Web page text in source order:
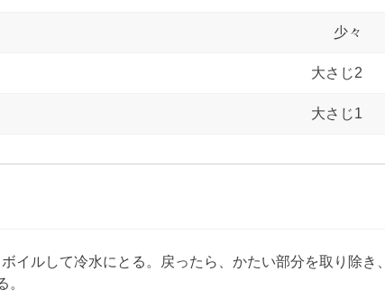
少々
大さじ2
大さじ1
イルして冷水にとる。戻ったら、かたい部分を取り除き、
。